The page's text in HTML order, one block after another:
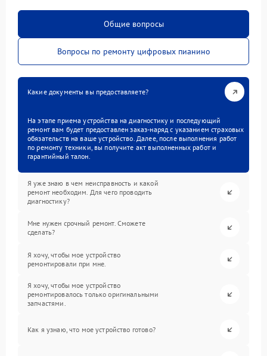
Общие вопросы
Вопросы по ремонту цифровых пианино
Какие документы вы предоставляете?
На этапе приема устройства на диагностику и последующий
ремонт вам будет предоставлен заказ-наряд с указанием страховых
обязательств на ваше устройство. Далее, после выполнения работ
по ремонту техники, вы получите акт выполненных работ и
гарантийный талон.
Я уже знаю в чем неисправность и какой
ремонт необходим. Для чего проводить
диагностику?
Мне нужен срочный ремонт. Сможете
сделать?
Я хочу, чтобы мое устройство
ремонтировали при мне.
Я хочу, чтобы мое устройство
ремонтировалось только оригинальными
запчастями.
Как я узнаю, что мое устройство готово?